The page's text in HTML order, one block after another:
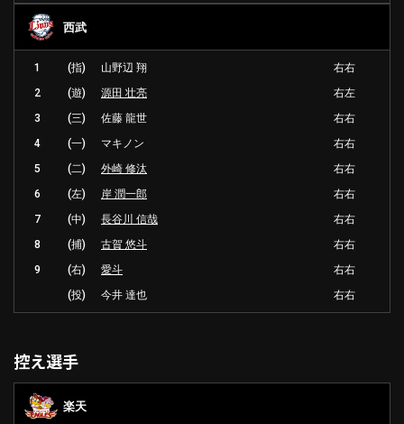
西武
1 (指) 山野辺 翔
右右
2
(遊) 源田 壮亮
右左
3
(三) 佐藤 龍世
右右
4
(一) マキノン
右右
5
(二) 外崎 修汰
右右
6
(左) 岸 潤一郎
右右
7
(中) 長谷川 信哉
右右
8
(捕) 古賀 悠斗
右右
9
(右) 愛斗
右右
(投)
今井 達也 右右
控え選手
楽天